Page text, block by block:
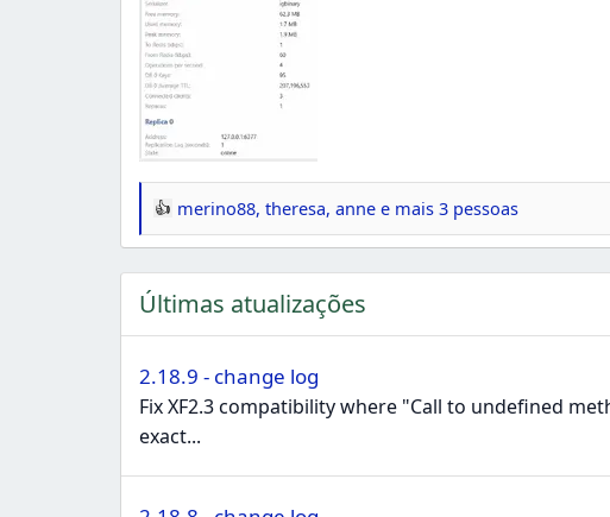
R
e
a
ç
õ
s
:
merino88, theresa, annee mais 3 pessoas
Últimas atualizações
2.18.9 - change log
Fix XF2.3 compatibility where "Call to undefined
exact...